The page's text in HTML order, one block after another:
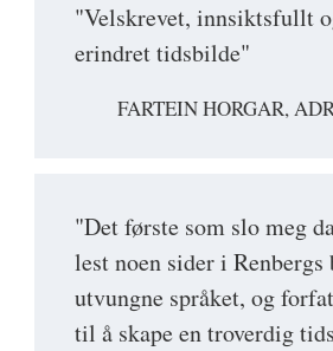
"Velskrevet, innsiktsfullt
erindret tidsbilde"
FARTEIN HORGAR,
"Det første som slo meg
lest noen sider i Renbergs
utvungne språket, og
til å skape en troverdig